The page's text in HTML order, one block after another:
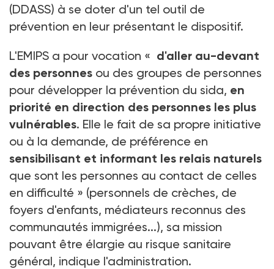
(DDASS) à se doter d'un tel outil de
prévention en leur présentant le dispositif.
L'EMIPS a pour vocation « d'aller au-devant
des personnes ou des groupes de personnes
pour développer la prévention du sida, en
priorité en direction des personnes les plus
vulnérables. Elle le fait de sa propre initiative
ou à la demande, de préférence en
sensibilisant et informant les relais naturels
que sont les personnes au contact de celles
en difficulté » (personnels de crèches, de
foyers d'enfants, médiateurs reconnus des
communautés immigrées...), sa mission
pouvant être élargie au risque sanitaire
général, indique l'administration.